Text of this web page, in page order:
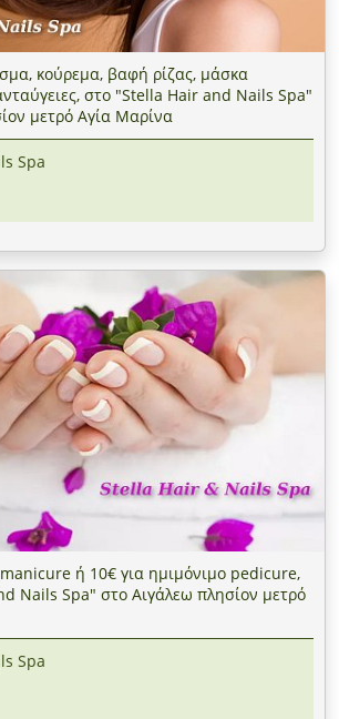
κούρεμα, βαφή ρίζας, μάσκα
στο "Stella Hair and Nails Spa"
μετρό Αγία Μαρίνα
Spa
ή 10€ για ημιμόνιμο pedicure,
Nails Spa" στο Αιγάλεω πλησίον μετρό
Spa